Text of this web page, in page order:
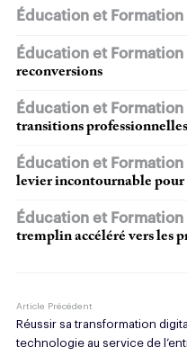
Éducation et Formation
Éducation et Formation
reconversions
Éducation et Formation
transitions professionnelles
Éducation et Formation
levier incontournable pour
Éducation et Formation
tremplin accéléré vers les
Article Précédent
Réussir sa transformation
technologie au service de